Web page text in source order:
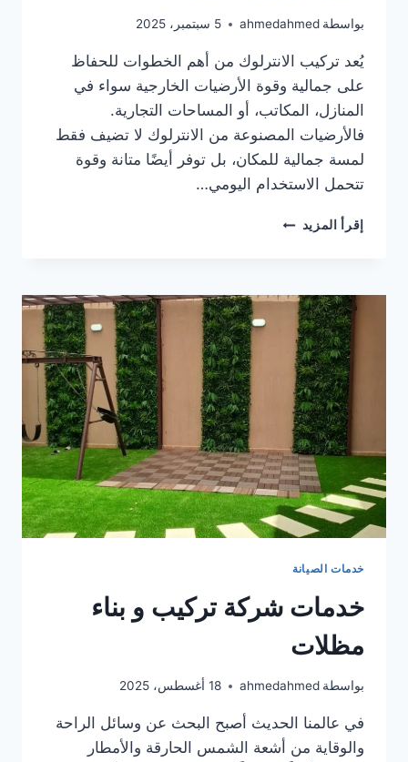
بواسطة ahmedahmed 5 سبتمبر، 2025
يُعد تركيب الانترلوك من أهم الخطوات للحفاظ
على جمالية وقوة الأرضيات الخارجية سواء في
المنازل، المكاتب، أو المساحات التجارية.
فالأرضيات المصنوعة من الانترلوك لا تضيف فقط
لمسة جمالية للمكان، بل توفر أيضًا متانة وقوة
تتحمل الاستخدام اليومي…
إقرأ المزيد أفضل
بخبرة
وجودة
عالية
خدمات الصيانة
خدمات شركة تركيب و بناء
مظلات
بواسطة ahmedahmed 18 أغسطس، 2025
في عالمنا الحديث أصبح البحث عن وسائل الراحة
والوقاية من أشعة الشمس الحارقة والأمطار